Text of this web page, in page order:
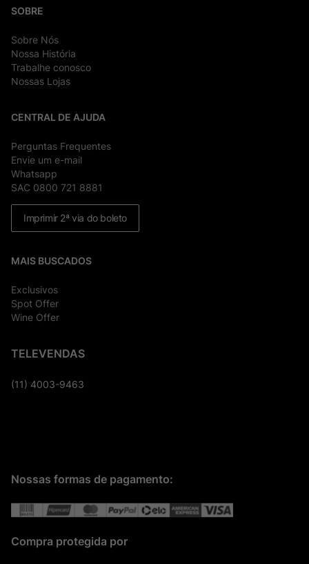
SOBRE
Sobre Nós
Nossa História
Trabalhe conosco
Nossas Lojas
CENTRAL DE AJUDA
Perguntas Frequentes
Envie um e-mail
Whatsapp
SAC 0800 721 8881
Imprimir 2ª via do boleto
MAIS BUSCADOS
Exclusivos
Spot Offer
Wine Offer
TELEVENDAS
(11) 4003-9463
Nossas formas de pagamento:
Compra protegida por